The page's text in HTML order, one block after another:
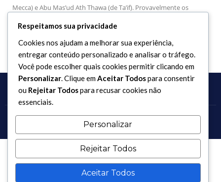
Mecca) e Abu Mas’ud Ath Thawa (de Ta’if). Provavelmente os
Copyright 2017 - 2026 / Todos os direitos reservados.
Respeitamos sua privacidade
Cookies nos ajudam a melhorar sua experiência,
entregar conteúdo personalizado e analisar o tráfego.
Você pode escolher quais cookies permitir clicando em
Personalizar. Clique emAceitar Todospara consentir
ou Rejeitar Todospara recusar cookies não
essenciais.
Personalizar
Rejeitar Todos
Aceitar Todos